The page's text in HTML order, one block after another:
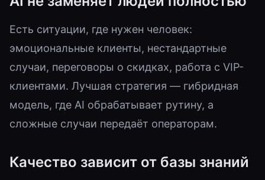
Есть ситуации, где нужен человек:
эмоциональные клиенты, нестандартные
случаи, переговоры о скидках, работа с VIP-
клиентами. Лучшая стратегия — гибридная
модель, где AI обрабатывает рутину, а
сложные случаи передаёт операторам.
Качество зависит от базы знаний